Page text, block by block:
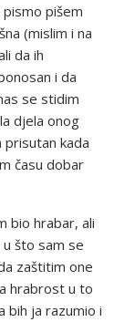
pišem
(mislim i na
da ih
i da
se stidim
djela onog
prisutan kada
času dobar
bio hrabar, ali
što sam se
zaštitim one
hrabrost u to
bih ja razumio i